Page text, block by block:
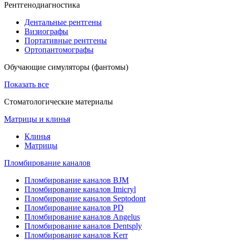
Рентгенодиагностика
Дентальные рентгены
Визиографы
Портативные рентгены
Ортопантомографы
Обучающие симуляторы (фантомы)
Показать все
Стоматологические материалы
Матрицы и клинья
Клинья
Матрицы
Пломбирование каналов
Пломбирование каналов BJM
Пломбирование каналов Imicryl
Пломбирование каналов Septodont
Пломбирование каналов PD
Пломбирование каналов Angelus
Пломбирование каналов Dentsply
Пломбирование каналов Kerr